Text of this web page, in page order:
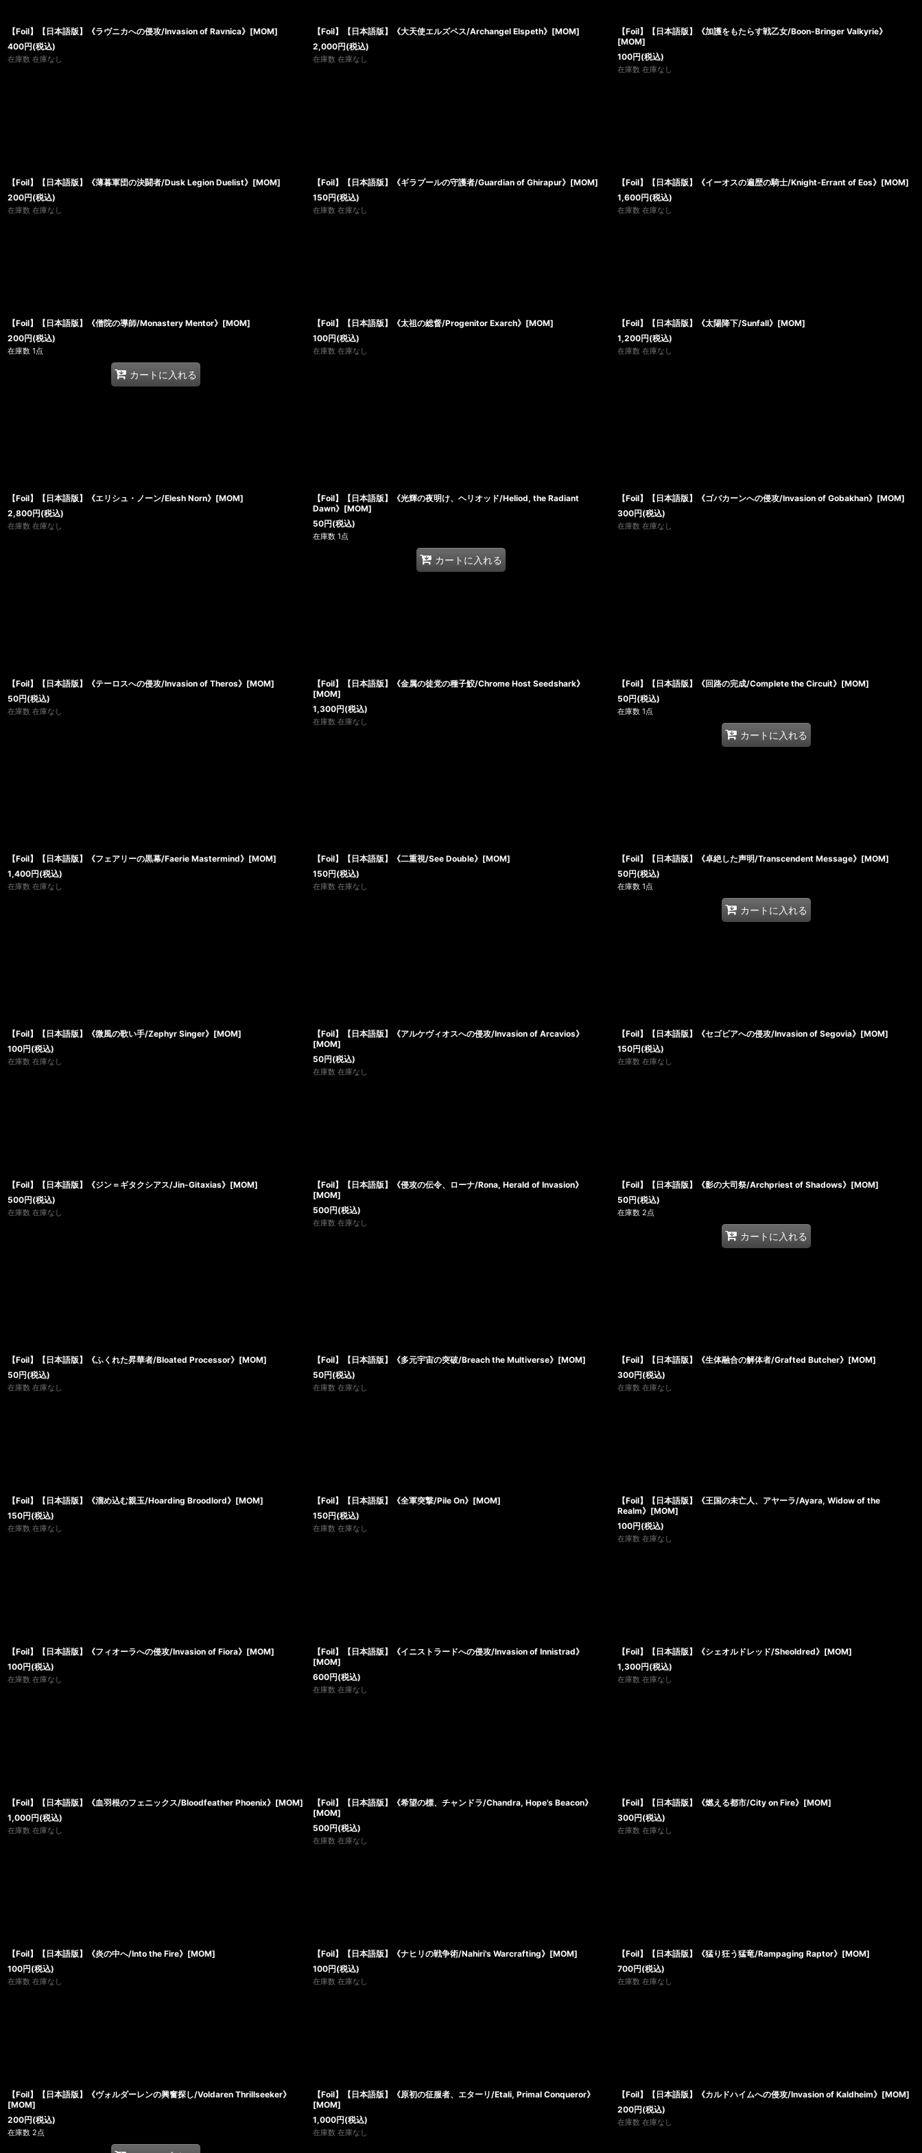
【Foil】【日本語版】《ラヴニカへの侵攻/Invasion of Ravnica》[MOM]
400円(税込)
在庫数 在庫なし
【Foil】【日本語版】《大天使エルズペス/Archangel Elspeth》[MOM]
2,000円(税込)
在庫数 在庫なし
【Foil】【日本語版】《加護をもたらす戦乙女/Boon-Bringer Valkyrie》
[MOM]
100円(税込)
在庫数 在庫なし
【Foil】【日本語版】《薄暮軍団の決闘者/Dusk Legion Duelist》[MOM]
200円(税込)
在庫数 在庫なし
【Foil】【日本語版】《ギラプールの守護者/Guardian of Ghirapur》[MOM]
150円(税込)
在庫数 在庫なし
【Foil】【日本語版】《イーオスの遍歴の騎士/Knight-Errant of Eos》[MOM]
1,600円(税込)
在庫数 在庫なし
【Foil】【日本語版】《僧院の導師/Monastery Mentor》[MOM]
200円(税込)
在庫数 1点
カートに入れる
【Foil】【日本語版】《太祖の総督/Progenitor Exarch》[MOM]
100円(税込)
在庫数 在庫なし
【Foil】【日本語版】《太陽降下/Sunfall》[MOM]
1,200円(税込)
在庫数 在庫なし
【Foil】【日本語版】《エリシュ・ノーン/Elesh Norn》[MOM]
2,800円(税込)
在庫数 在庫なし
【Foil】【日本語版】《光輝の夜明け、ヘリオッド/Heliod, the Radiant
Dawn》[MOM]
50円(税込)
在庫数 1点
カートに入れる
【Foil】【日本語版】《ゴバカーンへの侵攻/Invasion of Gobakhan》[MOM]
300円(税込)
在庫数 在庫なし
【Foil】【日本語版】《テーロスへの侵攻/Invasion of Theros》[MOM]
50円(税込)
在庫数 在庫なし
【Foil】【日本語版】《金属の徒党の種子鮫/Chrome Host Seedshark》
[MOM]
1,300円(税込)
在庫数 在庫なし
【Foil】【日本語版】《回路の完成/Complete the Circuit》[MOM]
50円(税込)
在庫数 1点
カートに入れる
【Foil】【日本語版】《フェアリーの黒幕/Faerie Mastermind》[MOM]
1,400円(税込)
在庫数 在庫なし
【Foil】【日本語版】《二重視/See Double》[MOM]
150円(税込)
在庫数 在庫なし
【Foil】【日本語版】《卓絶した声明/Transcendent Message》[MOM]
50円(税込)
在庫数 1点
カートに入れる
【Foil】【日本語版】《微風の歌い手/Zephyr Singer》[MOM]
100円(税込)
在庫数 在庫なし
【Foil】【日本語版】《アルケヴィオスへの侵攻/Invasion of Arcavios》
[MOM]
50円(税込)
在庫数 在庫なし
【Foil】【日本語版】《セゴビアへの侵攻/Invasion of Segovia》[MOM]
150円(税込)
在庫数 在庫なし
【Foil】【日本語版】《ジン＝ギタクシアス/Jin-Gitaxias》[MOM]
500円(税込)
在庫数 在庫なし
【Foil】【日本語版】《侵攻の伝令、ローナ/Rona, Herald of Invasion》
[MOM]
500円(税込)
在庫数 在庫なし
【Foil】【日本語版】《影の大司祭/Archpriest of Shadows》[MOM]
50円(税込)
在庫数 2点
カートに入れる
【Foil】【日本語版】《ふくれた昇華者/Bloated Processor》[MOM]
50円(税込)
在庫数 在庫なし
【Foil】【日本語版】《多元宇宙の突破/Breach the Multiverse》[MOM]
50円(税込)
在庫数 在庫なし
【Foil】【日本語版】《生体融合の解体者/Grafted Butcher》[MOM]
300円(税込)
在庫数 在庫なし
【Foil】【日本語版】《溜め込む親玉/Hoarding Broodlord》[MOM]
150円(税込)
在庫数 在庫なし
【Foil】【日本語版】《全軍突撃/Pile On》[MOM]
150円(税込)
在庫数 在庫なし
【Foil】【日本語版】《王国の未亡人、アヤーラ/Ayara, Widow of the
Realm》[MOM]
100円(税込)
在庫数 在庫なし
【Foil】【日本語版】《フィオーラへの侵攻/Invasion of Fiora》[MOM]
100円(税込)
在庫数 在庫なし
【Foil】【日本語版】《イニストラードへの侵攻/Invasion of Innistrad》
[MOM]
600円(税込)
在庫数 在庫なし
【Foil】【日本語版】《シェオルドレッド/Sheoldred》[MOM]
1,300円(税込)
在庫数 在庫なし
【Foil】【日本語版】《血羽根のフェニックス/Bloodfeather Phoenix》[MOM]
1,000円(税込)
在庫数 在庫なし
【Foil】【日本語版】《希望の標、チャンドラ/Chandra, Hope's Beacon》
[MOM]
500円(税込)
在庫数 在庫なし
【Foil】【日本語版】《燃える都市/City on Fire》[MOM]
300円(税込)
在庫数 在庫なし
【Foil】【日本語版】《炎の中へ/Into the Fire》[MOM]
100円(税込)
在庫数 在庫なし
【Foil】【日本語版】《ナヒリの戦争術/Nahiri's Warcrafting》[MOM]
100円(税込)
在庫数 在庫なし
【Foil】【日本語版】《猛り狂う猛竜/Rampaging Raptor》[MOM]
700円(税込)
在庫数 在庫なし
【Foil】【日本語版】《ヴォルダーレンの興奮探し/Voldaren Thrillseeker》
[MOM]
200円(税込)
在庫数 2点
【Foil】【日本語版】《原初の征服者、エターリ/Etali, Primal Conqueror》
[MOM]
1,000円(税込)
在庫数 在庫なし
【Foil】【日本語版】《カルドハイムへの侵攻/Invasion of Kaldheim》[MOM]
200円(税込)
在庫数 在庫なし